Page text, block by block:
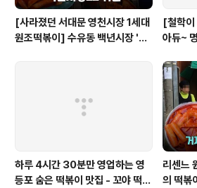
[사라졌던 서대문 영천시장 1세대
원조떡볶이] 수유동 백년시장 '영
[철학이
아듀~
하루 4시간 30분만 영업하는 영
등포 숨은 떡볶이 맛집 - 꼬야 떡볶
리센느
의 떡볶